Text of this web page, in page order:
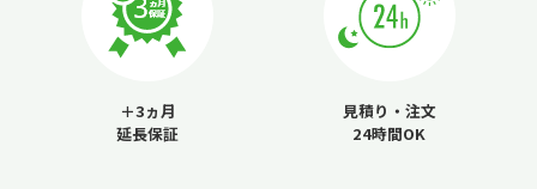
＋3ヵ月
延長保証
見積り・注文
24時間OK